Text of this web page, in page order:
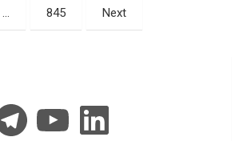
… 845 Next
YouTube LinkedIn